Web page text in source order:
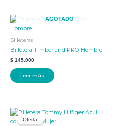
AGOTADO
Billeteras
Billetera Timberland PRO Hombre
$ 145.000
Leer más
¡Oferta!
El
precio
original
El
precio